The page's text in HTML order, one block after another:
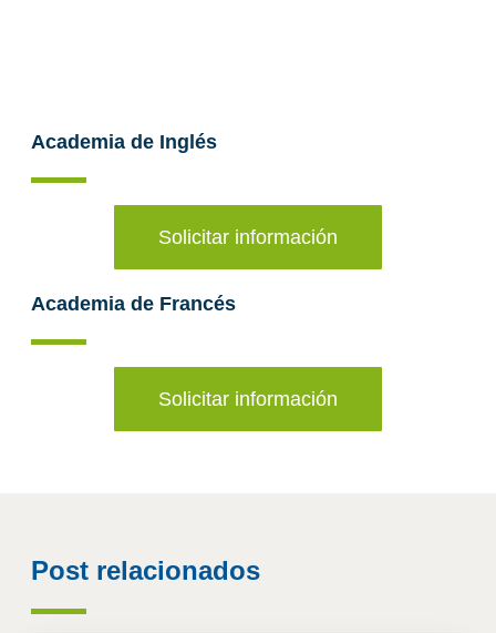
Academia de Inglés
Solicitar información
Academia de Francés
Solicitar información
Post relacionados